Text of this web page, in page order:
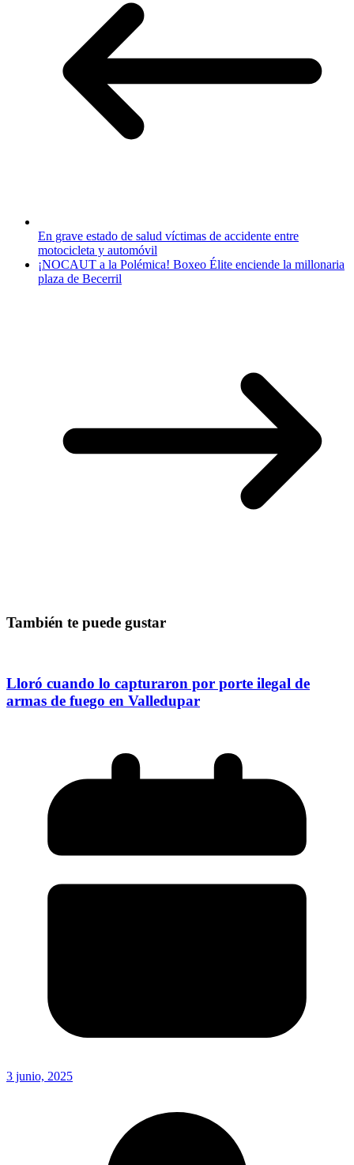
En grave estado de salud víctimas de accidente entre
motocicleta y automóvil
¡NOCAUT a la Polémica! Boxeo Élite enciende la millonaria
plaza de Becerril
También te puede gustar
Lloró cuando lo capturaron por porte ilegal de
armas de fuego en Valledupar
3 junio, 2025